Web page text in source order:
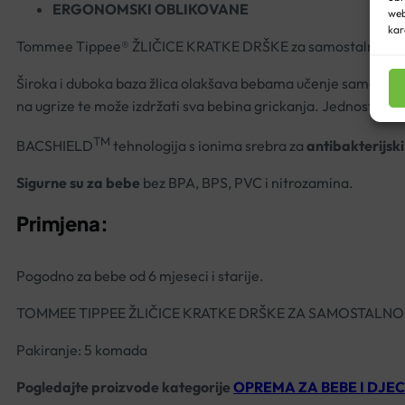
ERGONOMSKI OBLIKOVANE
Tommee Tippee® ŽLIČICE KRATKE DRŠKE za samostalno
Široka i duboka baza žlica olakšava bebama učenje
na ugrize te može izdržati sva bebina grickanja.
BACSHIELDTM tehnologija s ionima srebra za antibakterijski
Sigurne su za bebe bez BPA, BPS, PVC i nitrozamina.
Primjena:
Pogodno za bebe od 6 mjeseci i starije.
TOMMEE TIPPEE ŽLIČICE KRATKE DRŠKE ZA
Pakiranje: 5 komada
Pogledajte proizvode kategorije OPREMA ZA BEBE I